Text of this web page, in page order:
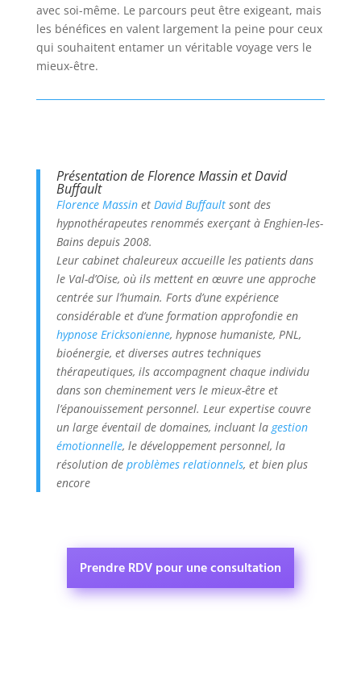
avec soi-même. Le parcours peut être exigeant, mais
les bénéfices en valent largement la peine pour ceux
qui souhaitent entamer un véritable voyage vers le
mieux-être.
Présentation de Florence Massin et David
Buffault
Florence Massinet David Buffaultsont des
hypnothérapeutes renommés exerçant à Enghien-les-
Bains depuis 2008.
Leur cabinet chaleureux accueille les patients dans
le Val-d’Oise, où ils mettent en œuvre une approche
centrée sur l’humain. Forts d’une expérience
considérable et d’une formation approfondie en
hypnose Ericksonienne, hypnose humaniste, PNL,
bioénergie, et diverses autres techniques
thérapeutiques, ils accompagnent chaque individu
dans son cheminement vers le mieux-être et
l’épanouissement personnel. Leur expertise couvre
un large éventail de domaines, incluant la gestion
émotionnelle, le développement personnel, la
résolution de problèmes relationnels, et bien plus
encore
Prendre RDV pour une consultation